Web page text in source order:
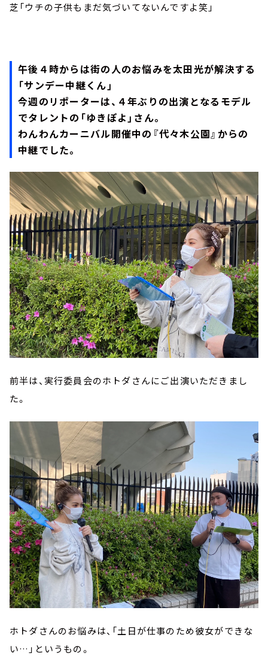
芝「ウチの子供もまだ気づいてないんですよ笑」
午後４時からは街の人のお悩みを太田光が解決する
「サンデー中継くん」
今週のリポーターは、４年ぶりの出演となるモデル
でタレントの「ゆきぽよ」さん。
わんわんカーニバル開催中の『代々木公園』からの
中継でした。
前半は、実行委員会のホトダさんにご出演いただきまし
た。
ホトダさんのお悩みは、「土日が仕事のため彼女ができな
い…」というもの。